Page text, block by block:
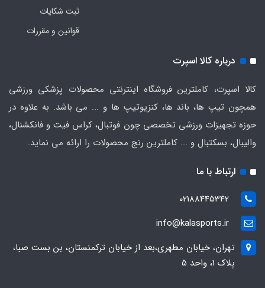
ثبت شکایات
قوانین و مقررات
درباره کالا اسپرت
کالا اسپرت، کاملترین فروشگاه اینترنتی محصولات پزشکی ورزشی
همچون تیپ ها، باند ها، کنزیوتیپ ها و ... می باشد. به علاوه در
حوزه تجهیزات ورزشی تخصصی چون فوتبال، کراس فیت و فانکشنال،
والیبال، بسکتبال و ... کاملترین رنج محصولات را ارائه می نماید.
ارتباط با ما
02188445342
info@kalasports.ir
تهران، خیابان مطهری،بعد از خیابان ترکمنستان، بن بست صبا،
پلاک 1، واحد 5